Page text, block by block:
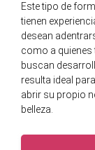
Este tipo de
tienen
desean
como a quienes
buscan
resulta ideal
abrir su propio
belleza.